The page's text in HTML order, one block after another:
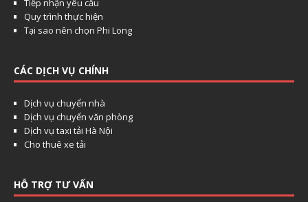
Tiếp nhận yêu cầu
Quy trình thực hiện
Tại sao nên chọn Phi Long
CÁC DỊCH VỤ CHÍNH
Dịch vụ chuyển nhà
Dịch vụ chuyển văn phòng
Dịch vụ taxi tải Hà Nội
Cho thuê xe tải
HỖ TRỢ TƯ VẤN